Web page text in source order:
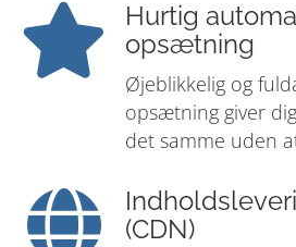
Hurtig
opsætning
Øjeblikkelig og
opsætning giver
det samme uden
(CDN)